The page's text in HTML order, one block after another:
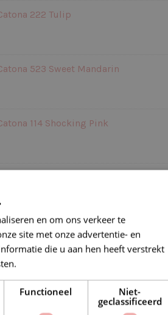
222 Tulip
523 Sweet Mandarin
114 Shocking Pink
IN WINKELWAGEN
en om ons verkeer te
site met onze advertentie- en
die u aan hen heeft verstrekt
Functioneel
Niet-
geclassificeerd